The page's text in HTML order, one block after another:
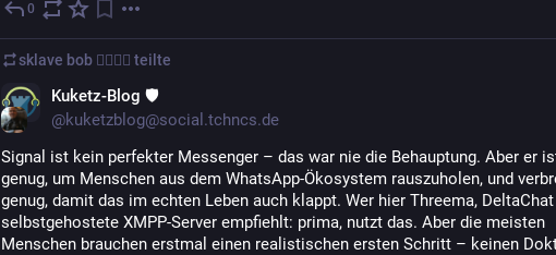
0
sklave bob 🏳️‍🌈🖤🔐 teilte
Kuketz-Blog 🛡
@kuketzblog@social.tchncs.de
Signal ist kein perfekter Messenger – das war nie die Behauptung. Aber er
genug, um Menschen aus dem WhatsApp-Ökosystem rauszuholen, und
genug, damit das im echten Leben auch klappt. Wer hier Threema,
selbstgehostete XMPP-Server empfiehlt: prima, nutzt das. Aber die meisten
Menschen brauchen erstmal einen realistischen ersten Schritt – keinen